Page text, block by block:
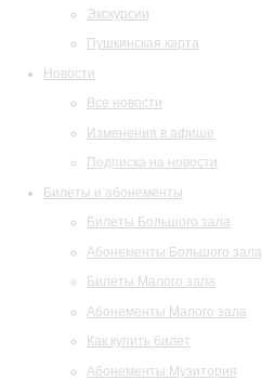
Экскурсии
Пушкинская карта
Новости
Все новости
Изменения в афише
Подписка на новости
Билеты и абонементы
Билеты Большого зала
Абонементы Большого зала
Билеты Малого зала
Абонементы Малого зала
Как купить билет
Абонементы Музитория